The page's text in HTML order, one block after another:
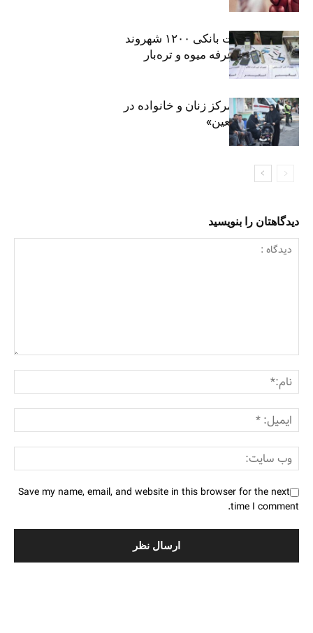
افشای اطلاعات بانکی ۱۲۰۰ شهروند
تهرانی در یک غرفه میوه و تره‌بار
روایت حضور مرکز زنان و خانواده در
«جاماندگان اربعین»
دیدگاهتان را بنویسید
Save my name, email, and website in this browser for the next
time I comment.